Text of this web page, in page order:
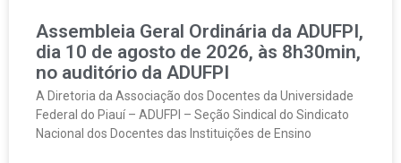
Assembleia Geral Ordinária da ADUFPI,
dia 10 de agosto de 2026, às 8h30min,
no auditório da ADUFPI
A Diretoria da Associação dos Docentes da Universidade
Federal do Piauí – ADUFPI – Seção Sindical do Sindicato
Nacional dos Docentes das Instituições de Ensino